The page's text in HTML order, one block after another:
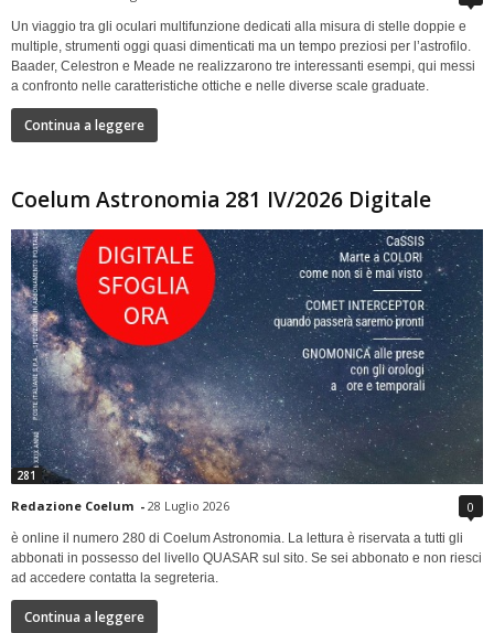
Un viaggio tra gli oculari multifunzione dedicati alla misura di stelle doppie e
multiple, strumenti oggi quasi dimenticati ma un tempo preziosi per l’astrofilo.
Baader, Celestron e Meade ne realizzarono tre interessanti esempi, qui messi
a confronto nelle caratteristiche ottiche e nelle diverse scale graduate.
Continua a leggere
Coelum Astronomia 281 IV/2026 Digitale
281
Redazione Coelum - 28 Luglio 2026 0
è online il numero 280 di Coelum Astronomia. La lettura è riservata a tutti gli
abbonati in possesso del livello QUASAR sul sito. Se sei abbonato e non riesci
ad accedere contatta la segreteria.
Continua a leggere